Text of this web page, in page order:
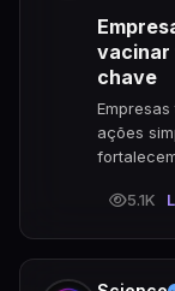
vacinar
chave
ações
5.1K